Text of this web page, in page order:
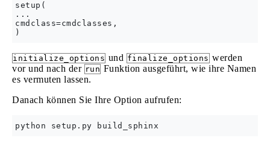
setup(
...
cmdclass=cmdclasses,
initialize_options und finalize_options werden
vor und nach der run Funktion ausgeführt, wie ihre Namen
es vermuten lassen.
Danach können Sie Ihre Option aufrufen: